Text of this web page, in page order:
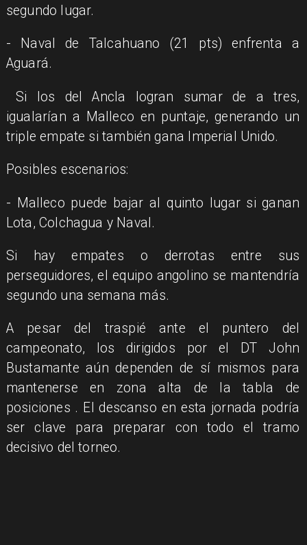
segundo lugar.
- Naval de Talcahuano (21 pts) enfrenta a
Aguará.
Si los del Ancla logran sumar de a tres,
igualarían a Malleco en puntaje, generando un
triple empate si también gana Imperial Unido.
​Posibles escenarios:
- Malleco puede bajar al quinto lugar si ganan
Lota, Colchagua y Naval.
​Si hay empates o derrotas entre sus
perseguidores, el equipo angolino se mantendría
segundo una semana más.
​A pesar del traspié ante el puntero del
campeonato, los dirigidos por el DT John
Bustamante aún dependen de sí mismos para
mantenerse en zona alta de la tabla de
posiciones . El descanso en esta jornada podría
ser clave para preparar con todo el tramo
decisivo del torneo.